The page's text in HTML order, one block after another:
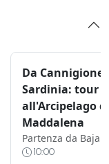
Da Cannigione
Sardinia: tour
all'Arcipelago
Maddalena
Partenza da Baja
10:00